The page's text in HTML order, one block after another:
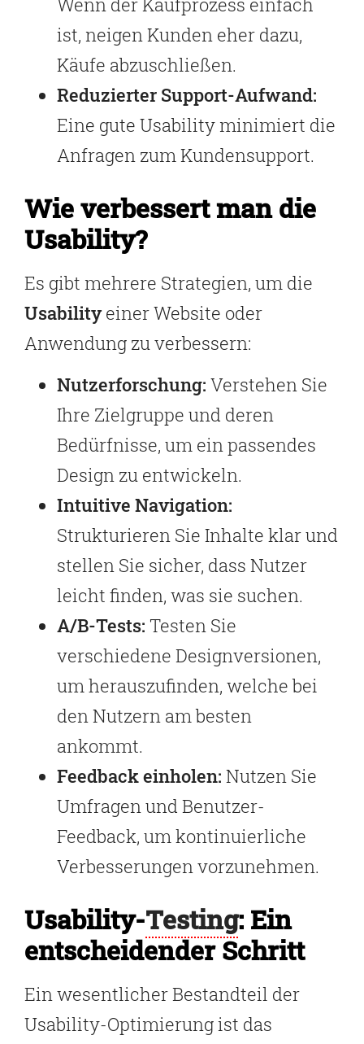
ist, neigen Kunden eher dazu,
Käufe abzuschließen.
Reduzierter Support-Aufwand:
Eine gute Usability minimiert die
Anfragen zum Kundensupport.
Wie verbessert man die
Usability?
Es gibt mehrere Strategien, um die
Usabilityeiner Website oder
Anwendung zu verbessern:
Nutzerforschung: Verstehen Sie
Ihre Zielgruppe und deren
Bedürfnisse, um ein passendes
Design zu entwickeln.
Intuitive Navigation:
Strukturieren Sie Inhalte klar und
stellen Sie sicher, dass Nutzer
leicht finden, was sie suchen.
A/B-Tests: Testen Sie
verschiedene Designversionen,
um herauszufinden, welche bei
den Nutzern am besten
ankommt.
Feedback einholen: Nutzen Sie
Umfragen und Benutzer-
Feedback, um kontinuierliche
Verbesserungen vorzunehmen.
Usability-Testing: Ein
entscheidender Schritt
Ein wesentlicher Bestandteil der
Usability-Optimierung ist das